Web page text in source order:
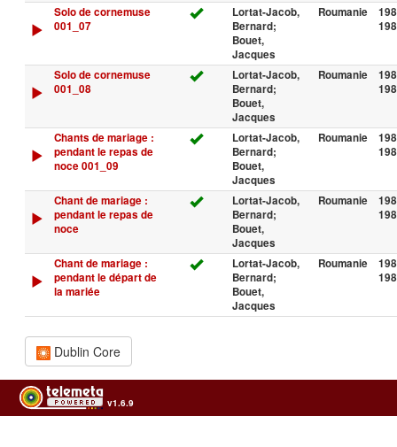
Solo de cornemuse
001_07
Lortat-Jacob,
Bernard;
Bouet,
Jacques
Roumanie
Solo de cornemuse
001_08
Lortat-Jacob,
Bernard;
Bouet,
Jacques
Roumanie
Chants de mariage :
pendant le repas de
noce 001_09
Lortat-Jacob,
Bernard;
Bouet,
Jacques
Roumanie
Chant de mariage :
pendant le repas de
noce
Lortat-Jacob,
Bernard;
Bouet,
Jacques
Roumanie
Chant de mariage :
pendant le départ de
la mariée
Lortat-Jacob,
Bernard;
Bouet,
Jacques
Roumanie
Dublin Core
v1.6.9